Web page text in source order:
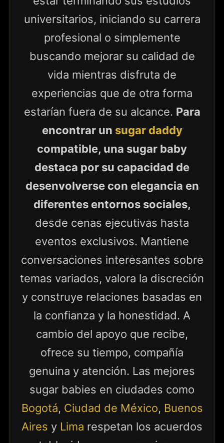
universitarios, iniciando su carrera
profesional o simplemente
buscando mejorar su calidad de
vida mientras disfruta de
experiencias que de otra forma
estarían fuera de su alcance. Para
encontrar un sugar daddy
compatible, una sugar baby
destaca por su capacidad de
desenvolverse con elegancia en
diferentes entornos sociales,
desde cenas ejecutivas hasta
eventos exclusivos. Mantiene
conversaciones interesantes sobre
temas variados, valora la discreción
y construye relaciones basadas en
la confianza y la honestidad. A
cambio del apoyo que recibe,
ofrece su tiempo, compañía
genuina y atención. Las mejores
sugar babies en ciudades como
Bogotá, Ciudad de México, Buenos
Aires y Lima respetan los acuerdos